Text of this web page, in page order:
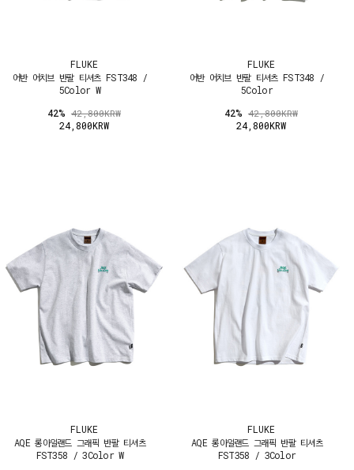
FLUKE
어반 어치브 반팔 티셔츠 FST348 /
5Color W
42% 42,800KRW
24,800KRW
FLUKE
어반 어치브 반팔 티셔츠 FST348 /
5Color
42% 42,800KRW
24,800KRW
FLUKE
AQE 롱아일랜드 그래픽 반팔 티셔츠
FST358 / 3Color W
FLUKE
AQE 롱아일랜드 그래픽 반팔 티셔츠
FST358 / 3Color